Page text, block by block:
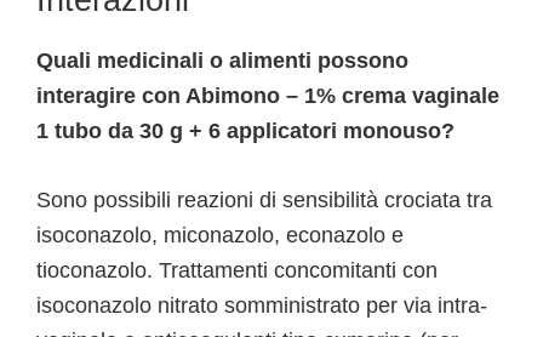
Quali medicinali o alimenti possono
interagire con Abimono – 1% crema vaginale
1 tubo da 30 g + 6 applicatori monouso?
Sono possibili reazioni di sensibilità crociata tra
isoconazolo, miconazolo, econazolo e
tioconazolo. Trattamenti concomitanti con
isoconazolo nitrato somministrato per via intra-